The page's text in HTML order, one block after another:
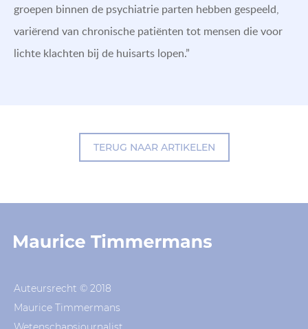
groepen binnen de psychiatrie parten hebben gespeeld,
variërend van chronische patiënten tot mensen die voor
lichte klachten bij de huisarts lopen.”
TERUG NAAR ARTIKELEN
Auteursrecht © 2018
Maurice Timmermans